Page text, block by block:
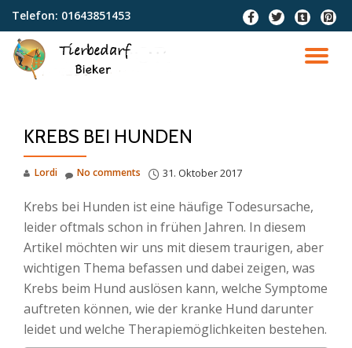
Skip
content
Telefon: 01643851453
fa-
facebook
fa-
twitter
fa-
tumblr-
square
fa-
KREBS BEI HUNDEN
Lordi 31. Oktober 2017
No comments
Krebs bei Hunden ist eine häufige Todesursache,
leider oftmals schon in frühen Jahren. In diesem
Artikel möchten wir uns mit diesem traurigen, aber
wichtigen Thema befassen und dabei zeigen, was
Krebs beim Hund auslösen kann, welche Symptome
auftreten können, wie der kranke Hund darunter
leidet und welche Therapiemöglichkeiten bestehen.